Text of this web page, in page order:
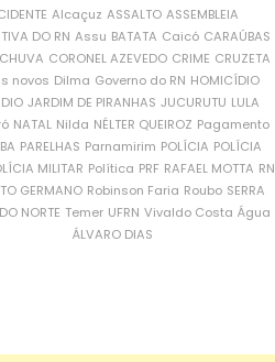
Alcaçuz ASSALTO ASSEMBLEIA
DO RN Assu BATATA Caicó CARAÚBAS
CORONEL AZEVEDO CRIME CRUZETA
novos Dilma Governo do RN HOMICÍDIO
JARDIM DE PIRANHAS JUCURUTU LULA
NATAL Nilda NÉLTER QUEIROZ Pagamento
PARELHAS Parnamirim POLÍCIA POLÍCIA
MILITAR Política PRF RAFAEL MOTTA RN
GERMANO Robinson Faria Roubo SERRA
NORTE Temer UFRN Vivaldo Costa Água
ÁLVARO DIAS